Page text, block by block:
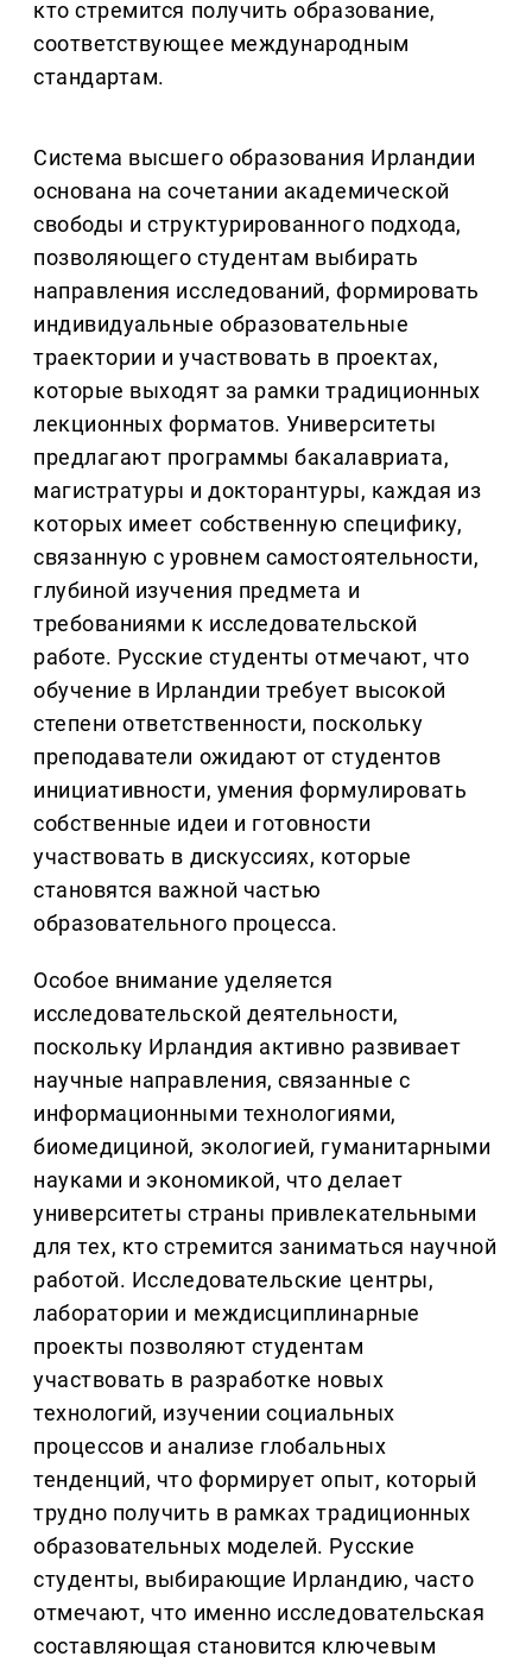
кто стремится получить образование,
соответствующее международным
стандартам.
Система высшего образования Ирландии
основана на сочетании академической
свободы и структурированного подхода,
позволяющего студентам выбирать
направления исследований, формировать
индивидуальные образовательные
траектории и участвовать в проектах,
которые выходят за рамки традиционных
лекционных форматов. Университеты
предлагают программы бакалавриата,
магистратуры и докторантуры, каждая из
которых имеет собственную специфику,
связанную с уровнем самостоятельности,
глубиной изучения предмета и
требованиями к исследовательской
работе. Русские студенты отмечают, что
обучение в Ирландии требует высокой
степени ответственности, поскольку
преподаватели ожидают от студентов
инициативности, умения формулировать
собственные идеи и готовности
участвовать в дискуссиях, которые
становятся важной частью
образовательного процесса.
Особое внимание уделяется
исследовательской деятельности,
поскольку Ирландия активно развивает
научные направления, связанные с
информационными технологиями,
биомедициной, экологией, гуманитарными
науками и экономикой, что делает
университеты страны привлекательными
для тех, кто стремится заниматься научной
работой. Исследовательские центры,
лаборатории и междисциплинарные
проекты позволяют студентам
участвовать в разработке новых
технологий, изучении социальных
процессов и анализе глобальных
тенденций, что формирует опыт, который
трудно получить в рамках традиционных
образовательных моделей. Русские
студенты, выбирающие Ирландию, часто
отмечают, что именно исследовательская
составляющая становится ключевым